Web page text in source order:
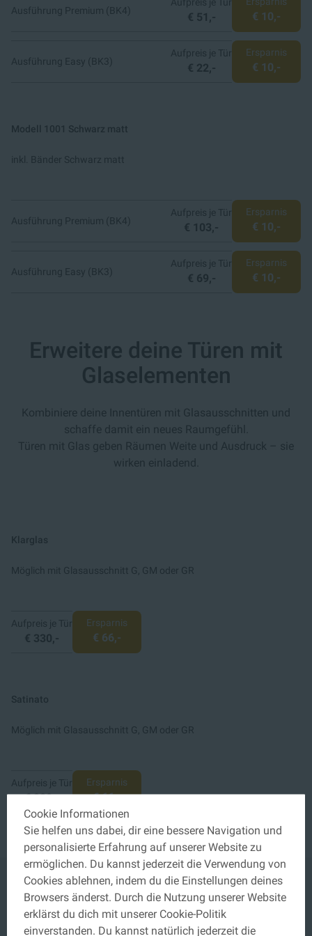
Ausführung Premium (BK4) € 51,- € 10,-
Ausführung Easy (BK3)
Aufpreis je Tür
€ 22,-
Ersparnis
€ 10,-
Modell 1001 Schwarz matt
inkl. Bänder Schwarz matt
Ausführung Premium (BK4)
Aufpreis je Tür
€ 103,-
Ersparnis
€ 10,-
Ausführung Easy (BK3)
Aufpreis je Tür
€ 69,-
Ersparnis
€ 10,-
Erweitere deine Türen mit
Glaselementen
Kombiniere deine Innentüren mit Glasausschnitten und
schaffe damit ein neues Raumgefühl.
Türen mit Glas geben Räumen Weite und Ausdruck – sie
wirken einladend.
Klarglas
Möglich mit Glasausschnitt G, GM oder GR
Aufpreis je Tür
€ 330,-
Ersparnis
€ 66,-
Satinato
Möglich mit Glasausschnitt G, GM oder GR
Aufpreis je Tür
€ 380,-
Ersparnis
€ 66,-
Jetzt bis 26. Juni 2026
Cookie Informationen
Sie helfen uns dabei, dir eine bessere Navigation und
personalisierte Erfahrung auf unserer Website zu
ermöglichen. Du kannst jederzeit die Verwendung von
Cookies ablehnen, indem du die Einstellungen deines
Browsers änderst. Durch die Nutzung unserer Website
erklärst du dich mit unserer Cookie-Politik
einverstanden. Du kannst natürlich jederzeit die